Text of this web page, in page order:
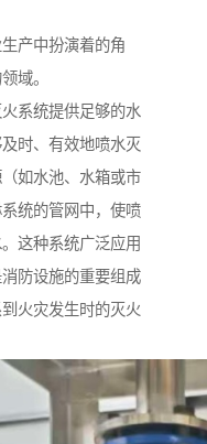
产中扮演着的角
域。
系统提供足够的水
时、有效地喷水灭
如水池、水箱或市
统的管网中，使喷
这种系统广泛应用
防设施的重要组成
火灾发生时的灭火